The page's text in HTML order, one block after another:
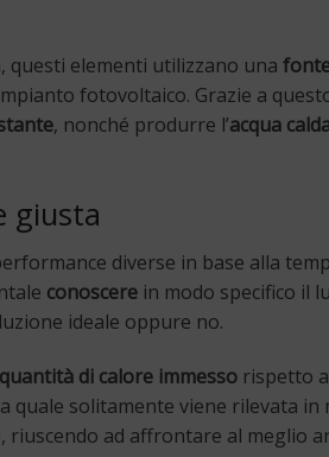
questi elementi utilizzano una
fotovoltaico. Grazie a
, nonché produrre l’acqua
giusta
diverse in base alla
conoscere in modo specifico il
ideale oppure no.
quantità di calore immesso rispetto
quale solitamente viene rilevata
ad affrontare al meglio